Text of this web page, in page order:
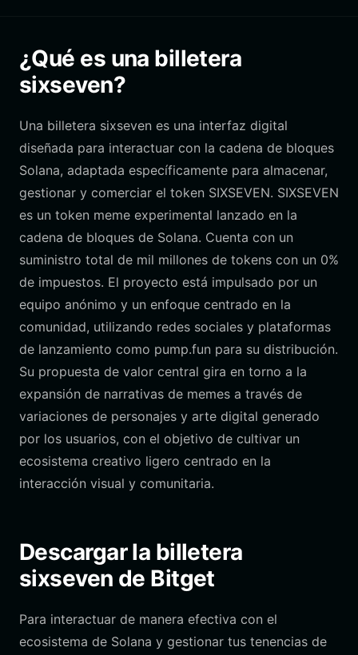
¿Qué es una billetera
sixseven?
Una billetera sixseven es una interfaz digital
diseñada para interactuar con la cadena de bloques
Solana, adaptada específicamente para almacenar,
gestionar y comerciar el token SIXSEVEN. SIXSEVEN
es un token meme experimental lanzado en la
cadena de bloques de Solana. Cuenta con un
suministro total de mil millones de tokens con un 0%
de impuestos. El proyecto está impulsado por un
equipo anónimo y un enfoque centrado en la
comunidad, utilizando redes sociales y plataformas
de lanzamiento como pump.fun para su distribución.
Su propuesta de valor central gira en torno a la
expansión de narrativas de memes a través de
variaciones de personajes y arte digital generado
por los usuarios, con el objetivo de cultivar un
ecosistema creativo ligero centrado en la
interacción visual y comunitaria.
Descargar la billetera
sixseven de Bitget
Para interactuar de manera efectiva con el
ecosistema de Solana y gestionar tus tenencias de